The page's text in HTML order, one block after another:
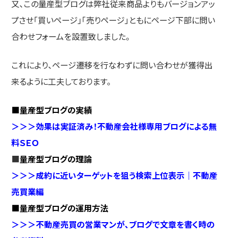
又、この量産型ブログは弊社従来商品よりもバージョンアッ
プさせ「買いページ」「売りページ」ともにページ下部に問い
合わせフォームを設置致しました。
これにより、ページ遷移を行なわずに問い合わせが獲得出
来るように工夫しております。
■量産型ブログの実績
＞＞＞効果は実証済み！不動産会社様専用ブログによる無
料ＳＥＯ
■量産型ブログの理論
＞＞＞成約に近いターゲットを狙う検索上位表示｜不動産
売買業編
■量産型ブログの運用方法
＞＞＞不動産売買の営業マンが、ブログで文章を書く時の